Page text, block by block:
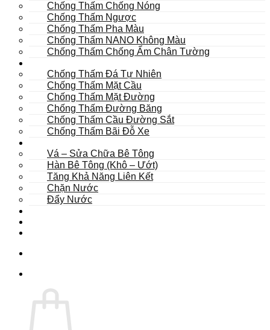
Chống Thấm Chống Nóng
Chống Thấm Ngược
Chống Thấm Pha Màu
Chống Thấm NANO Không Màu
Chống Thấm Chống Ẩm Chân Tường
Chống Thấm Đá Tự Nhiên
Chống Thấm Mặt Cầu
Chống Thấm Mặt Đường
Chống Thấm Đường Băng
Chống Thấm Cầu Đường Sắt
Chống Thấm Bãi Đỗ Xe
Vá – Sửa Chữa Bê Tông
Hàn Bê Tông (Khô – Ướt)
Tăng Khả Năng Liên Kết
Chặn Nước
Đẩy Nước